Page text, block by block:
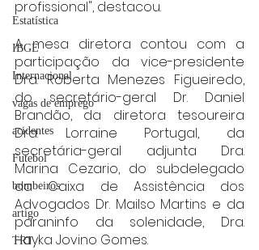
Estatística
IBGE
Internacional
vagas de emprego
acidentes
Futebol
bombeiros
artigo
TRT
profissional", destacou.
A mesa diretora contou com a
participação da vice-presidente
Dra. Roberta Menezes Figueiredo,
do secretário-geral Dr. Daniel
Brandão, da diretora tesoureira
Dra. Lorraine Portugal, da
secretária-geral adjunta Dra.
Marina Cezario, do subdelegado
da Caixa de Assistência dos
Advogados Dr. Mailso Martins e da
paraninfo da solenidade, Dra.
Hayka Jovino Gomes.